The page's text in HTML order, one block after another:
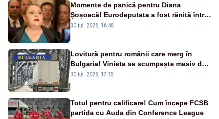
Momente de panică pentru Diana
Șoșoacă! Eurodeputata a fost rănită într-
un accident rutier
30 iul. 2026, 16:48
Lovitură pentru românii care merg în
Bulgaria! Vinieta se scumpește masiv de
la 1 august
30 iul. 2026, 17:15
Totul pentru calificare! Cum începe FCSB
partida cu Auda din Conference League